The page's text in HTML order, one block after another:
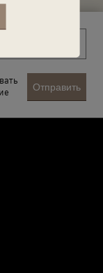
Отправить